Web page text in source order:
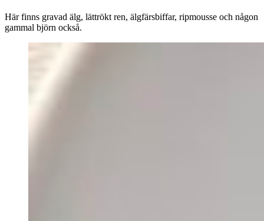
Här finns gravad älg, lättrökt ren, älgfärsbiffar, ripmousse och någon
gammal björn också.